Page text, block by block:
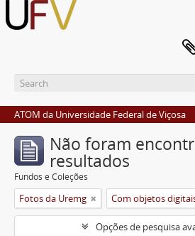
ATOM da Universidade Federal de Viçosa
Não foram
resultados
Fundos e Coleções
Fotos da Uremg Com objetos
Opções de pesquisa